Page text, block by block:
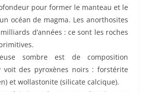
pour former le manteau et le
océan de magma. Les anorthosites
d’années : ce sont les roches
sombre est de composition
des pyroxènes noirs : forstérite
et wollastonite (silicate calcique).